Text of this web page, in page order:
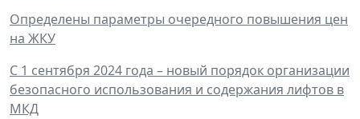
Определены параметры очередного повышения цен
на ЖКУ
С 1 сентября 2024 года – новый порядок организации
безопасного использования и содержания лифтов в
МКД